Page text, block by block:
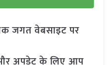
जगत वेबसाइट पर